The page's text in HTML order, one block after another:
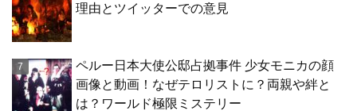
理由とツイッターでの意見
ペルー日本大使公邸占拠事件 少女モニカの顔
画像と動画！なぜテロリストに？両親や絆と
は？ワールド極限ミステリー